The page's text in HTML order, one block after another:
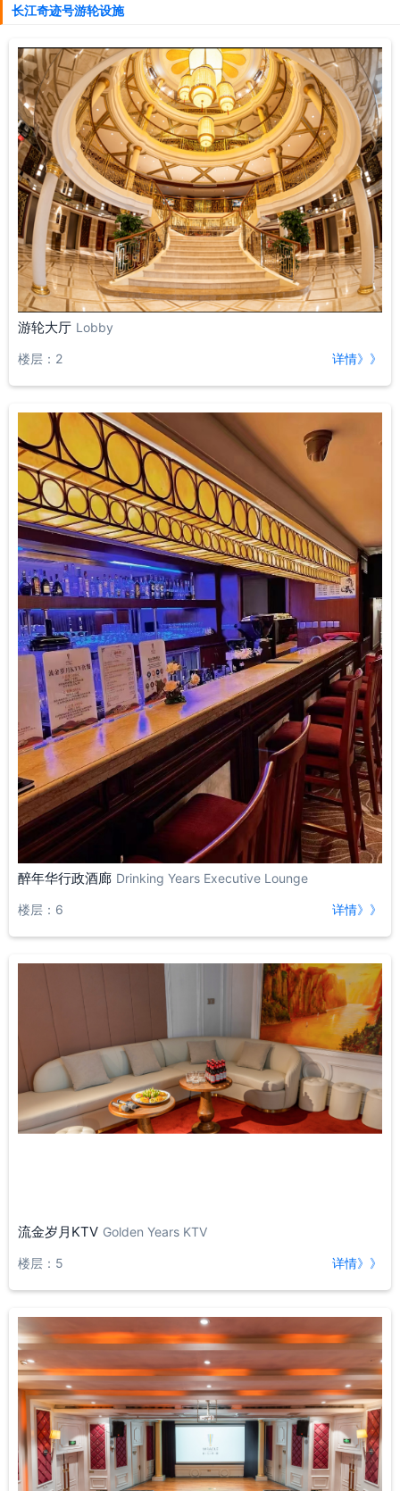
长江奇迹号游轮设施
游轮大厅 Lobby
楼层：2 详情》》
醉年华行政酒廊 Drinking Years Executive Lounge
楼层：6 详情》》
流金岁月KTV Golden Years KTV
楼层：5 详情》》